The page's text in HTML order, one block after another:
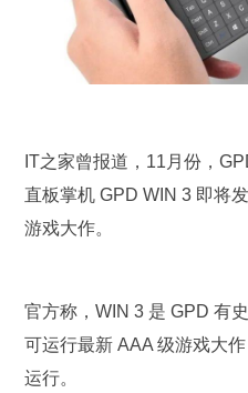
IT之家曾报道，11月份，
直板掌机 GPD WIN 3 即将
游戏大作。
官方称，WIN 3 是 GPD 有
可运行最新 AAA 级游戏大
运行。